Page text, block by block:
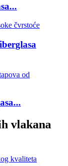
vlakana